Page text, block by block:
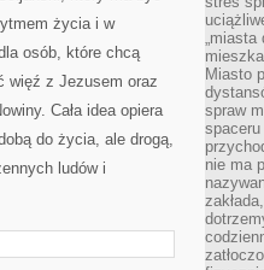
życia i w
osób, które chcą
więź z Jezusem oraz
Cała idea opiera
do życia, ale drogą,
ludów i
„miasta
Miasto
spraw
nie ma